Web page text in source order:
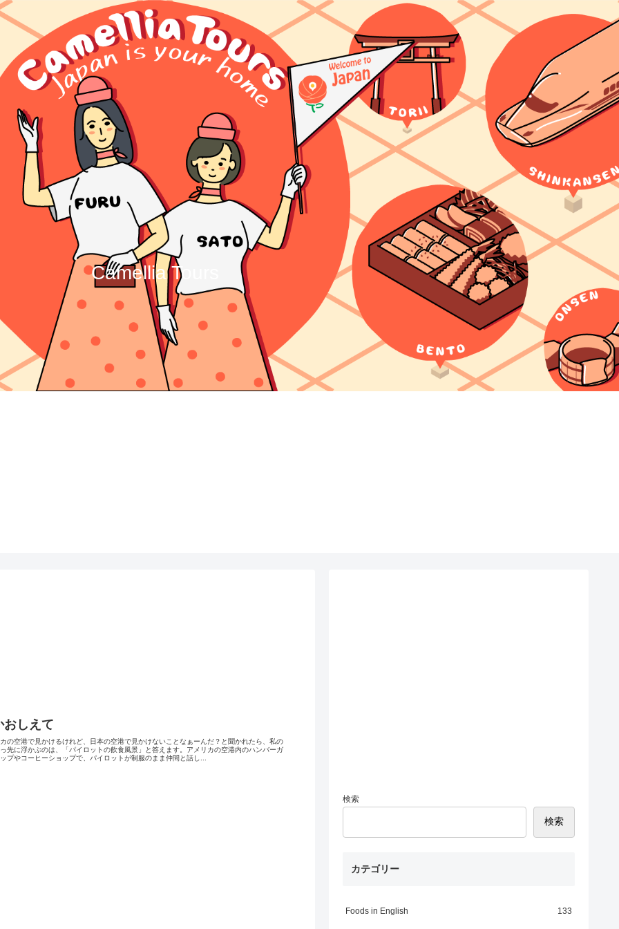
Camellia Tours
おしえて
の空港で見かけるけれど、日本の空港で見かけないことなぁーんだ？と聞かれたら、私の
先に浮かぶのは、「パイロットの飲食風景」と答えます。アメリカの空港内のハンバーガ
プやコーヒーショップで、パイロットが制服のまま仲間と話し...
検索
検索
カテゴリー
Foods in English 133